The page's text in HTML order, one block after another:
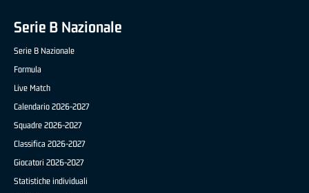
Serie B Nazionale
Serie B Nazionale
Formula
Live Match
Calendario 2026-2027
Squadre 2026-2027
Classifica 2026-2027
Giocatori 2026-2027
Statistiche individuali